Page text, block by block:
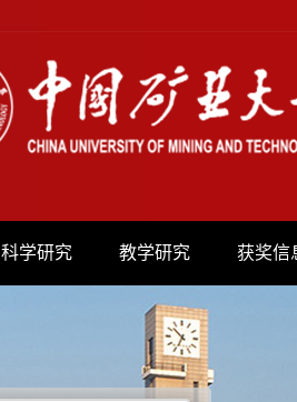
科学研究 教学研究 获奖信